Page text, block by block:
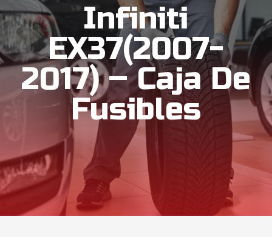
Infiniti
EX37(2007-
2017) – Caja De
Fusibles